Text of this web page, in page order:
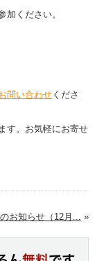
加ください。
問い合わせ くださ
す。お気軽にお寄せ
お知らせ（12月... »